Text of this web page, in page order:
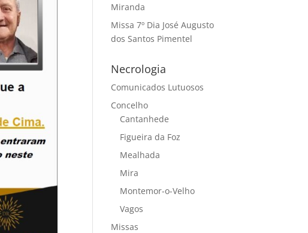
Miranda
Missa 7º Dia José Augusto
dos Santos Pimentel
Necrologia
Comunicados Lutuosos
Concelho
Cantanhede
Figueira da Foz
Mealhada
Mira
Montemor-o-Velho
Vagos
Missas